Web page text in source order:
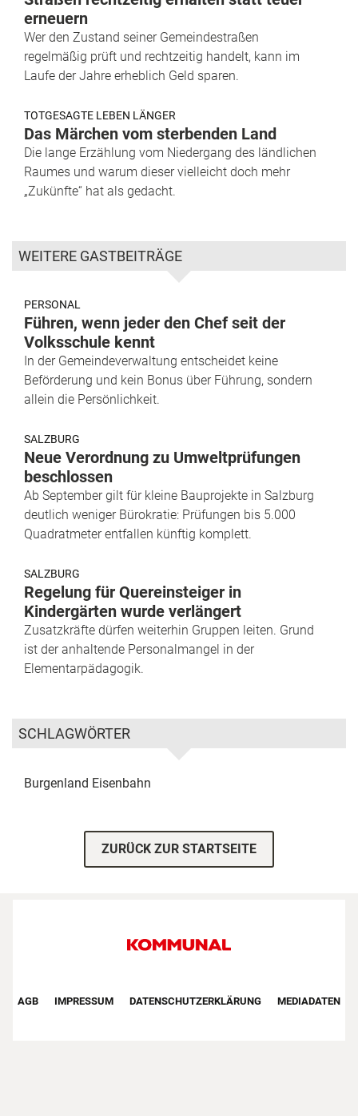
erneuern
Wer den Zustand seiner Gemeindestraßen
regelmäßig prüft und rechtzeitig handelt, kann im
Laufe der Jahre erheblich Geld sparen.
TOTGESAGTE LEBEN LÄNGER
Das Märchen vom sterbenden Land
Die lange Erzählung vom Niedergang des ländlichen
Raumes und warum dieser vielleicht doch mehr
„Zukünfte“ hat als gedacht.
WEITERE GASTBEITRÄGE
PERSONAL
Führen, wenn jeder den Chef seit der
Volksschule kennt
In der Gemeindeverwaltung entscheidet keine
Beförderung und kein Bonus über Führung, sondern
allein die Persönlichkeit.
SALZBURG
Neue Verordnung zu Umweltprüfungen
beschlossen
Ab September gilt für kleine Bauprojekte in Salzburg
deutlich weniger Bürokratie: Prüfungen bis 5.000
Quadratmeter entfallen künftig komplett.
SALZBURG
Regelung für Quereinsteiger in
Kindergärten wurde verlängert
Zusatzkräfte dürfen weiterhin Gruppen leiten. Grund
ist der anhaltende Personalmangel in der
Elementarpädagogik.
SCHLAGWÖRTER
Burgenland Eisenbahn
ZURÜCK ZUR STARTSEITE
Footer First Navigation
AGB IMPRESSUM DATENSCHUTZERKLÄRUNG MEDIADATEN